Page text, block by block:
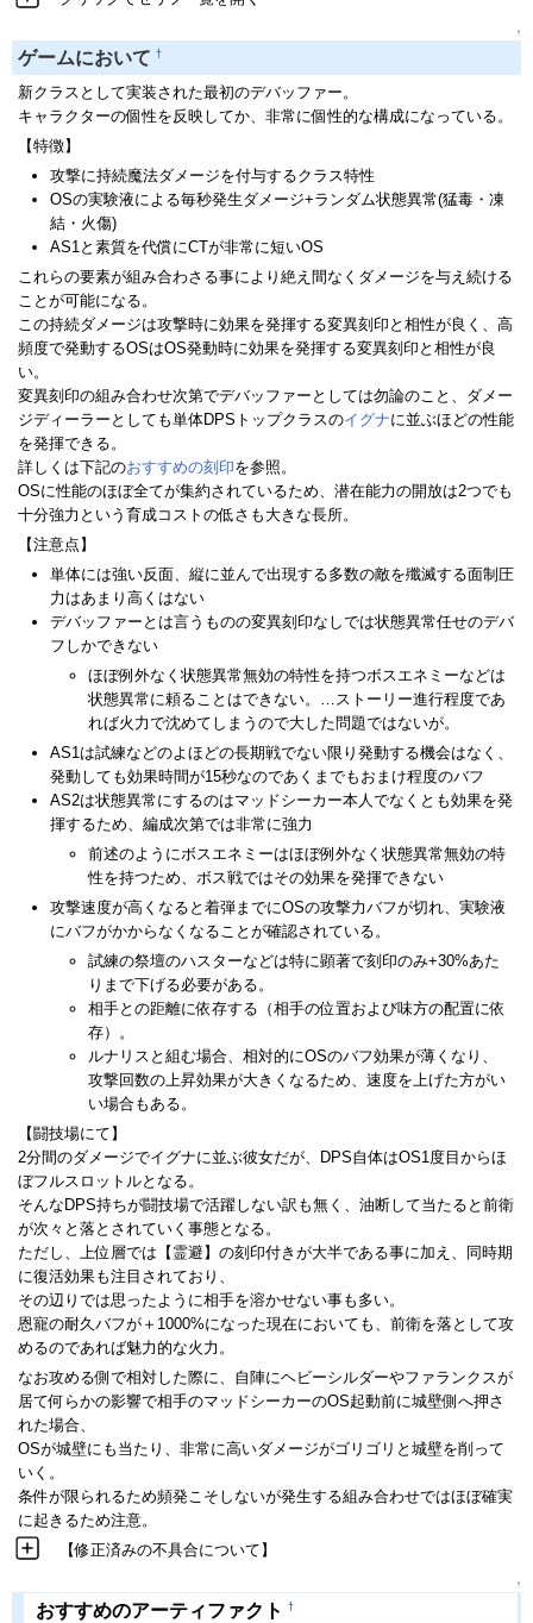
↑
ゲームにおいて †
新クラスとして実装された最初のデバッファー。
キャラクターの個性を反映してか、非常に個性的な構成になっている。
【特徴】
攻撃に持続魔法ダメージを付与するクラス特性
OSの実験液による毎秒発生ダメージ+ランダム状態異常(猛毒・凍
結・火傷)
AS1と素質を代償にCTが非常に短いOS
これらの要素が組み合わさる事により絶え間なくダメージを与え続ける
ことが可能になる。
この持続ダメージは攻撃時に効果を発揮する変異刻印と相性が良く、高
頻度で発動するOSはOS発動時に効果を発揮する変異刻印と相性が良
い。
変異刻印の組み合わせ次第でデバッファーとしては勿論のこと、ダメー
ジディーラーとしても単体DPSトップクラスのイグナに並ぶほどの性能
を発揮できる。
詳しくは下記のおすすめの刻印を参照。
OSに性能のほぼ全てが集約されているため、潜在能力の開放は2つでも
十分強力という育成コストの低さも大きな長所。
【注意点】
単体には強い反面、縦に並んで出現する多数の敵を殲滅する面制圧
力はあまり高くはない
デバッファーとは言うものの変異刻印なしでは状態異常任せのデバ
フしかできない
ほぼ例外なく状態異常無効の特性を持つボスエネミーなどは
状態異常に頼ることはできない。…ストーリー進行程度であ
れば火力で沈めてしまうので大した問題ではないが。
AS1は試練などのよほどの長期戦でない限り発動する機会はなく、
発動しても効果時間が15秒なのであくまでもおまけ程度のバフ
AS2は状態異常にするのはマッドシーカー本人でなくとも効果を発
揮するため、編成次第では非常に強力
前述のようにボスエネミーはほぼ例外なく状態異常無効の特
性を持つため、ボス戦ではその効果を発揮できない
攻撃速度が高くなると着弾までにOSの攻撃力バフが切れ、実験液
にバフがかからなくなることが確認されている。
試練の祭壇のハスターなどは特に顕著で刻印のみ+30%あた
りまで下げる必要がある。
相手との距離に依存する（相手の位置および味方の配置に依
存）。
ルナリスと組む場合、相対的にOSのバフ効果が薄くなり、
攻撃回数の上昇効果が大きくなるため、速度を上げた方がい
い場合もある。
【闘技場にて】
2分間のダメージでイグナに並ぶ彼女だが、DPS自体はOS1度目からほ
ぼフルスロットルとなる。
そんなDPS持ちが闘技場で活躍しない訳も無く、油断して当たると前衛
が次々と落とされていく事態となる。
ただし、上位層では【霊避】の刻印付きが大半である事に加え、同時期
に復活効果も注目されており、
その辺りでは思ったように相手を溶かせない事も多い。
恩寵の耐久バフが＋1000%になった現在においても、前衛を落として攻
めるのであれば魅力的な火力。
なお攻める側で相対した際に、自陣にヘビーシルダーやファランクスが
居て何らかの影響で相手のマッドシーカーのOS起動前に城壁側へ押さ
れた場合、
OSが城壁にも当たり、非常に高いダメージがゴリゴリと城壁を削って
いく。
条件が限られるため頻発こそしないが発生する組み合わせではほぼ確実
に起きるため注意。
【修正済みの不具合について】
↑
おすすめのアーティファクト †